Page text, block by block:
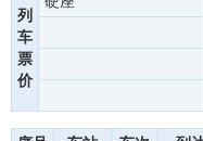
列
车
票
价